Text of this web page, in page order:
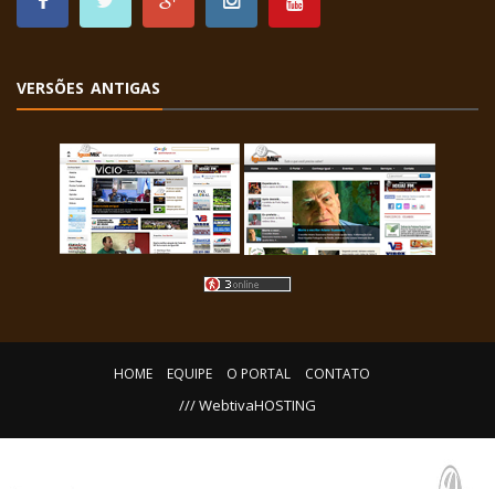
VERSÕES ANTIGAS
HOME EQUIPE O PORTAL CONTATO
/// WebtivaHOSTING